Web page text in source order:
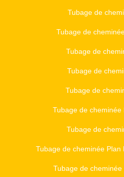
Tubage de
Tubage de
Tubage de
Tubage de
Tubage de
Tubage de cheminée
Tubage de
Tubage de cheminée Plan
Tubage de cheminée